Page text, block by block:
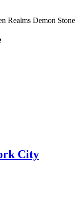
Realms Demon Stone
City